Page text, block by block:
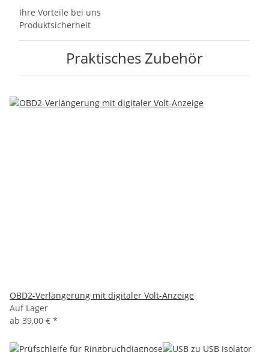
Ihre Vorteile bei uns
Produktsicherheit
Praktisches Zubehör
OBD2-Verlängerung mit digitaler Volt-Anzeige
Auf Lager
ab 39,00 € *